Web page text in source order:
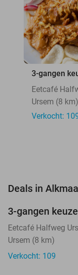
3-gangen
Eetcafé
Ursem (8 km)
Verkocht:
Deals in
3-gangen
Eetcafé Halfweg
Ursem (8 km)
Verkocht: 109